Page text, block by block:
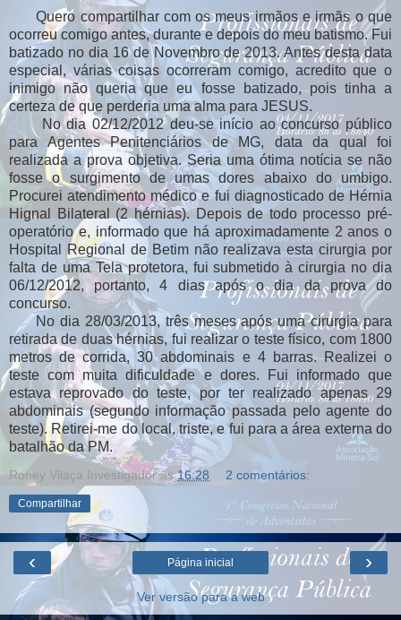
Quero compartilhar com os meus irmãos e irmãs o que
ocorreu comigo antes, durante e depois do meu batismo. Fui
batizado no dia 16 de Novembro de 2013. Antes desta data
especial, várias coisas ocorreram comigo, acredito que o
inimigo não queria que eu fosse batizado, pois tinha a
certeza de que perderia uma alma para JESUS.
No dia 02/12/2012 deu-se início ao concurso público
para Agentes Penitenciários de MG, data da qual foi
realizada a prova objetiva. Seria uma ótima notícia se não
fosse o surgimento de umas dores abaixo do umbigo.
Procurei atendimento médico e fui diagnosticado de Hérnia
Hignal Bilateral (2 hérnias). Depois de todo processo pré-
operatório e, informado que há aproximadamente 2 anos o
Hospital Regional de Betim não realizava esta cirurgia por
falta de uma Tela protetora, fui submetido à cirurgia no dia
06/12/2012, portanto, 4 dias após o dia da prova do
concurso.
No dia 28/03/2013, três meses após uma cirurgia para
retirada de duas hérnias, fui realizar o teste físico, com 1800
metros de corrida, 30 abdominais e 4 barras. Realizei o
teste com muita dificuldade e dores. Fui informado que
estava reprovado do teste, por ter realizado apenas 29
abdominais (segundo informação passada pelo agente do
teste). Retirei-me do local, triste, e fui para a área externa do
batalhão da PM.
Roney Vilaça Investigadoràs16:28 2 comentários:
Compartilhar
‹ ›
Página inicial
Ver versão para a web